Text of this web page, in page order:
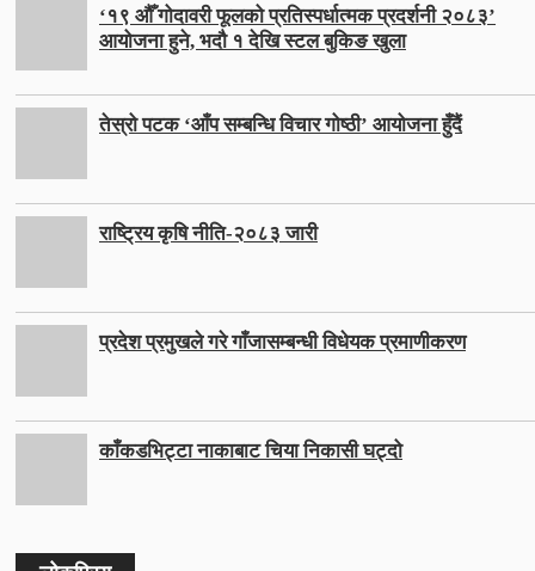
‘१९ औँ गोदावरी फूलको प्रतिस्पर्धात्मक प्रदर्शनी २०८३’
आयोजना हुने, भदौ १ देखि स्टल बुकिङ खुला
तेस्रो पटक ‘आँप सम्बन्धि विचार गोष्ठी’ आयोजना हुँदैं
राष्ट्रिय कृषि नीति-२०८३ जारी
प्रदेश प्रमुखले गरे गाँजासम्बन्धी विधेयक प्रमाणीकरण
काँकडभिट्टा नाकाबाट चिया निकासी घट्दो